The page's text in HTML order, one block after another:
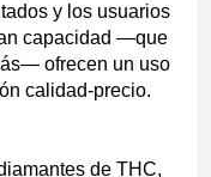
y los usuarios
capacidad —que
ofrecen un uso
calidad-precio.
de THC,